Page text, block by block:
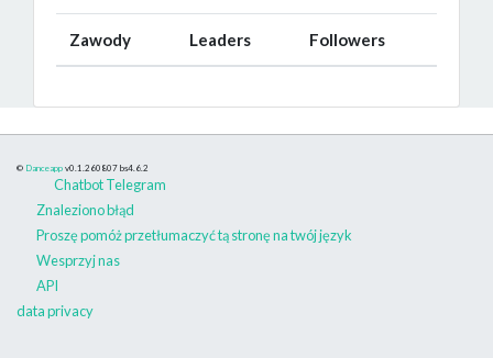
Zawody Leaders Followers
© Danceapp v0.1.260807 bs4.6.2
Chatbot Telegram
Znaleziono błąd
Proszę pomóż przetłumaczyć tą stronę na twój język
Wesprzyj nas
API
data privacy